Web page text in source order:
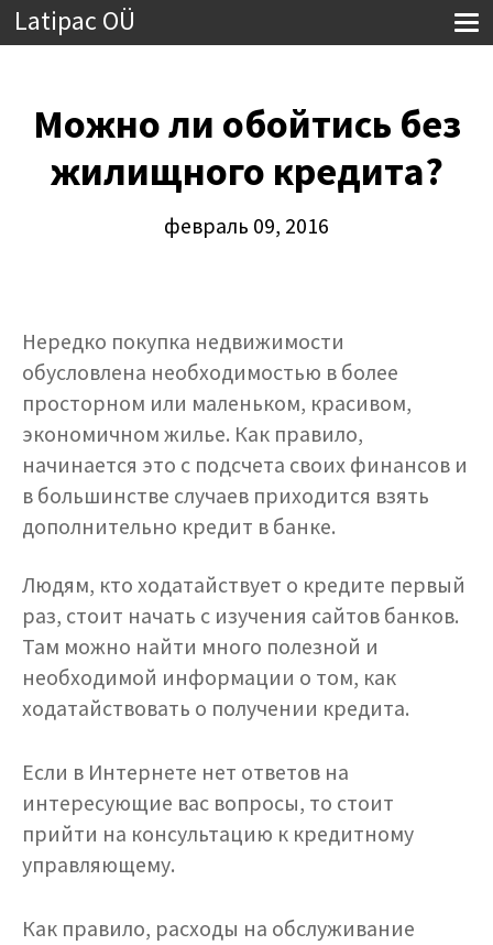
Latipac OÜ
Можно ли обойтись без
жилищного кредита?
февраль 09, 2016
Нередко покупка недвижимости
обусловлена необходимостью в более
просторном или маленьком, красивом,
экономичном жилье. Как правило,
начинается это с подсчета своих финансов и
в большинстве случаев приходится взять
дополнительно кредит в банке.
Людям, кто ходатайствует о кредите первый
раз, стоит начать с изучения сайтов банков.
Там можно найти много полезной и
необходимой информации о том, как
ходатайствовать о получении кредита.
Если в Интернете нет ответов на
интересующие вас вопросы, то стоит
прийти на консультацию к кредитному
управляющему.
Как правило, расходы на обслуживание